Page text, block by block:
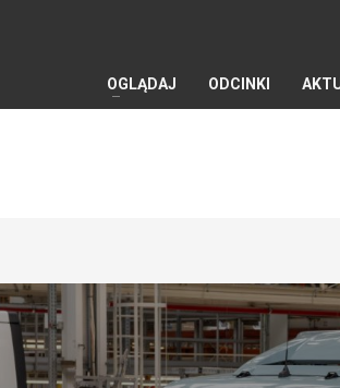
OGLĄDAJ ODCINKI